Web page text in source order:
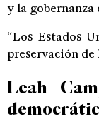
y la gobernanza
“Los Estados
preservación de
Leah